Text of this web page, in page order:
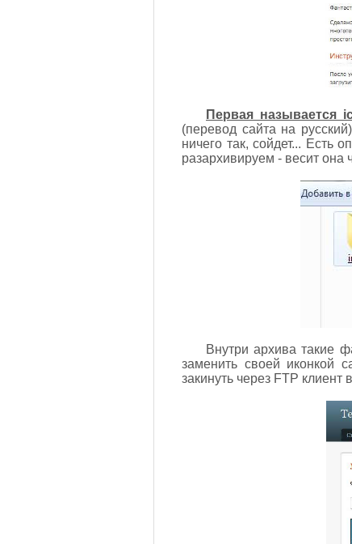
Первая называется
(перевод сайта на
ничего так, сойдет... Есть
разархивируем - весит
Внутри архива такие
заменить своей иконкой
закинуть через FTP